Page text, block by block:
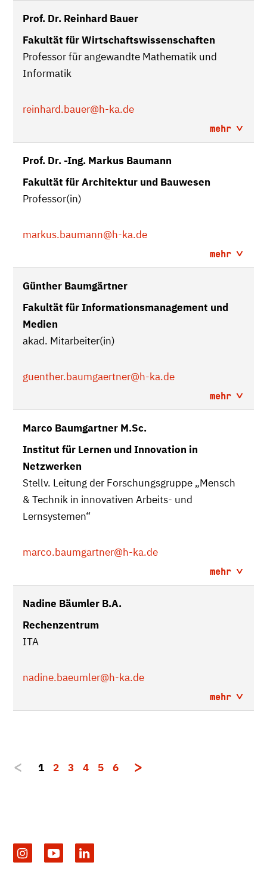
Prof. Dr. Reinhard Bauer
Fakultät für Wirtschaftswissenschaften
Professor für angewandte Mathematik und
Informatik
reinhard.bauer@h-ka.de
mehr
Prof. Dr. -Ing. Markus Baumann
Fakultät für Architektur und Bauwesen
Professor(in)
markus.baumann@h-ka.de
mehr
Günther Baumgärtner
Fakultät für Informationsmanagement und
Medien
akad. Mitarbeiter(in)
guenther.baumgaertner@h-ka.de
mehr
Marco Baumgartner M.Sc.
Institut für Lernen und Innovation in
Netzwerken
Stellv. Leitung der Forschungsgruppe „Mensch
& Technik in innovativen Arbeits- und
Lernsystemen“
marco.baumgartner@h-ka.de
mehr
Nadine Bäumler B.A.
Rechenzentrum
ITA
nadine.baeumler@h-ka.de
mehr
1 2 3 4 5 6